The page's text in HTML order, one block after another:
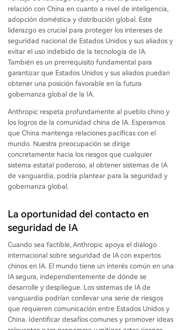
relación con China en cuanto a nivel de inteligencia,
adopción doméstica y distribución global. Este
liderazgo es crucial para proteger los intereses de
seguridad nacional de Estados Unidos y sus aliados y
evitar el uso indebido de la tecnología de IA.
También es un prerrequisito fundamental para
garantizar que Estados Unidos y sus aliados puedan
obtener una posición favorable en la futura
gobernanza global de la IA.
Anthropic respeta profundamente al pueblo chino y
los logros de la comunidad china de IA. Esperamos
que China mantenga relaciones pacíficas con el
mundo. Nuestra preocupación se dirige
concretamente hacia los riesgos que cualquier
sistema estatal poderoso, al obtener sistemas de IA
de vanguardia, podría plantear para la seguridad y
gobernanza global.
La oportunidad del contacto en
seguridad de IA
Cuando sea factible, Anthropic apoya el diálogo
internacional sobre seguridad de IA con expertos
chinos en IA. El mundo tiene un interés común en una
IA segura, independientemente de dónde se
desarrolle y despliegue. Los sistemas de IA de
vanguardia podrían conllevar una serie de riesgos
que requieren comunicación entre Estados Unidos y
China. Identificar desafíos comunes y promover ideas